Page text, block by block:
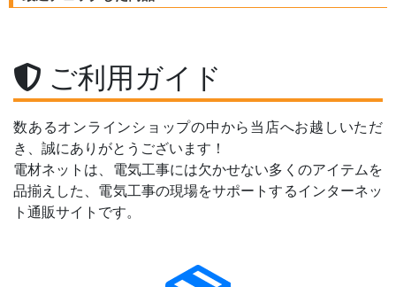
ご利用ガイド
数あるオンラインショップの中から当店へお越しいただ
き、誠にありがとうございます！
電材ネットは、電気工事には欠かせない多くのアイテムを
品揃えした、電気工事の現場をサポートするインターネッ
ト通販サイトです。